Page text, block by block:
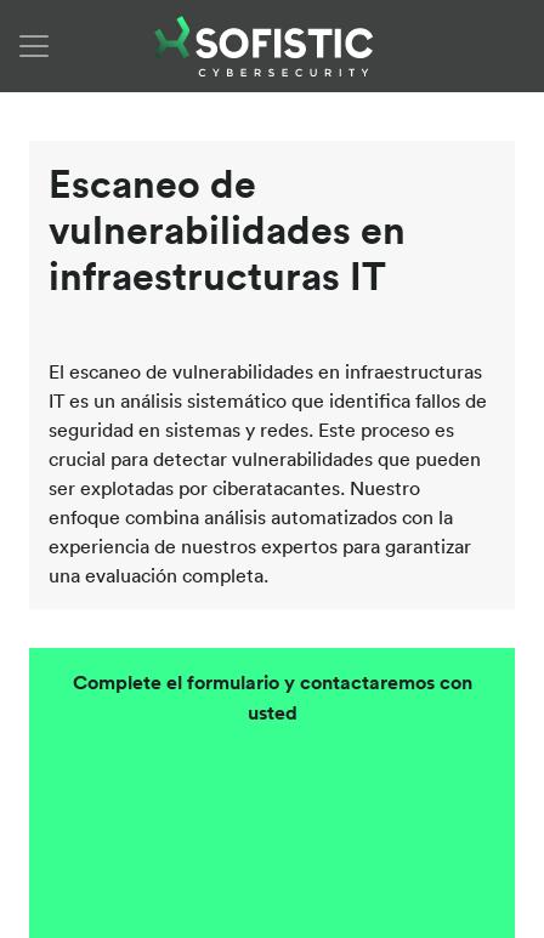
Escaneo de
vulnerabilidades en
infraestructuras IT
El escaneo de vulnerabilidades en infraestructuras
IT es un análisis sistemático que identifica fallos de
seguridad en sistemas y redes. Este proceso es
crucial para detectar vulnerabilidades que pueden
ser explotadas por ciberatacantes. Nuestro
enfoque combina análisis automatizados con la
experiencia de nuestros expertos para garantizar
una evaluación completa.
Complete el formulario y contactaremos con
usted